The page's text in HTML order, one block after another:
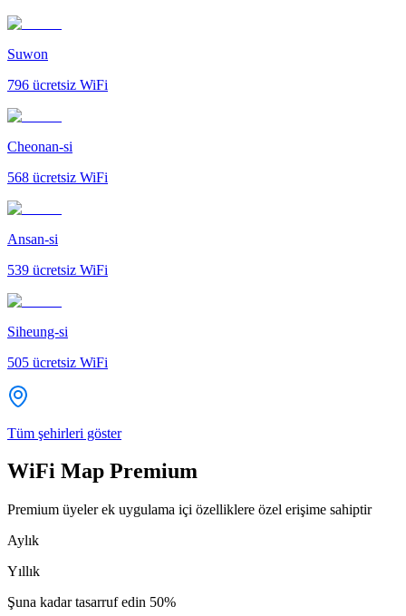
Suwon
796 ücretsiz WiFi
Cheonan-si
568 ücretsiz WiFi
Ansan-si
539 ücretsiz WiFi
Siheung-si
505 ücretsiz WiFi
Tüm şehirleri göster
WiFi Map Premium
Premium üyeler ek uygulama içi özelliklere özel erişime sahiptir
Aylık
Yıllık
Şuna kadar tasarruf edin 50%